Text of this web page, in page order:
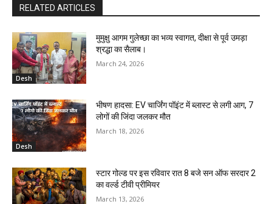
RELATED ARTICLES
Desh
मुमुक्षु आगम गुलेच्छा का भव्य स्वागत, दीक्षा से पूर्व उमड़ा
श्रद्धा का सैलाब।
March 24, 2026
Desh
भीषण हादसा: EV चार्जिंग पॉइंट में ब्लास्ट से लगी आग, 7
लोगों की जिंदा जलकर मौत
March 18, 2026
स्टार गोल्ड पर इस रविवार रात 8 बजे सन ऑफ सरदार 2
का वर्ल्ड टीवी प्रीमियर
March 13, 2026